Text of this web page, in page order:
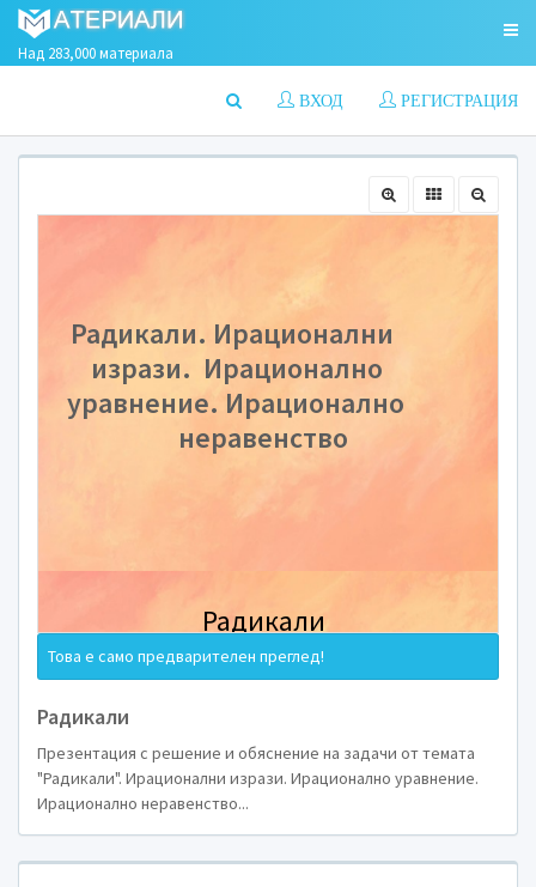
Над 283,000 материала
РЕГИСТРАЦИЯ
ВХОД
Радикали.
изрази.
уравнение.
Това е само предварителен преглед!
Радикали
Презентация с решение и обяснение на задачи от темата
"Радикали". Ирационални изрази. Ирационално уравнение.
Ирационално неравенство...